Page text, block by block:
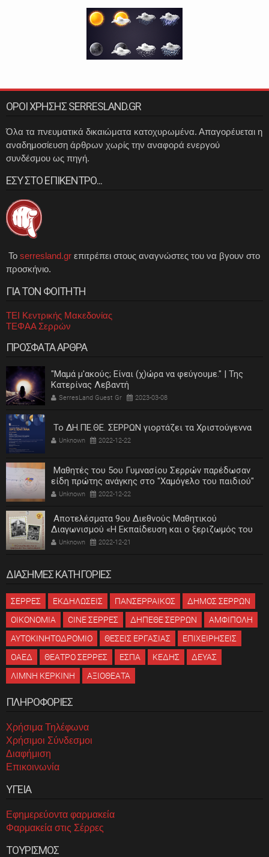
ΟΡΟΙ ΧΡΗΣΗΣ SERRESLAND.GR
Όλα τα πνευματικά δικαιώματα κατοχυρωμένα. Απαγορέυεται η
αναδημοσίευση άρθρων χωρίς την αναφορά ενεργού
συνδέσμου ως πηγή.
ΕΣΥ ΣΤΟ ΕΠΙΚΕΝΤΡΟ...
Το serresland.gr επιτρέπει στους αναγνώστες του να βγουν στο
προσκήνιο.
ΓΙΑ ΤΟΝ ΦΟΙΤΗΤΗ
ΤΕΙ Κεντρικής Μακεδονίας
ΤΕΦΑΑ Σερρών
ΠΡΟΣΦΑΤΑ ΑΡΘΡΑ
"Μαμά μ'ακούς; Είναι (χ)ώρα να φεύγουμε." | Της
Κατερίνας Λεβαντή
SerresLand Guest Gr 2023-03-08
Το ΔΗ.ΠΕ.ΘΕ. ΣΕΡΡΩΝ γιορτάζει τα Χριστούγεννα
Unknown 2022-12-22
Μαθητές του 5ου Γυμνασίου Σερρών παρέδωσαν
είδη πρώτης ανάγκης στο "Χαμόγελο του παιδιού"
Unknown 2022-12-22
Αποτελέσματα 9ου Διεθνούς Μαθητικού
Διαγωνισμού «Η Εκπαίδευση και ο ξεριζωμός του
ελληνισμού»
Unknown 2022-12-21
ΔΙΑΣΗΜΕΣ ΚΑΤΗΓΟΡΙΕΣ
ΣΕΡΡΕΣ ΕΚΔΗΛΩΣΕΙΣ ΠΑΝΣΕΡΡΑΙΚΟΣ
ΔΗΜΟΣ ΣΕΡΡΩΝ
ΟΙΚΟΝΟΜΙΑ
CINE ΣΕΡΡΕΣ ΔΗΠΕΘΕ ΣΕΡΡΩΝ
ΑΜΦΙΠΟΛΗ
ΑΥΤΟΚΙΝΗΤΟΔΡΟΜΙΟ
ΘΕΣΕΙΣ ΕΡΓΑΣΙΑΣ
ΕΠΙΧΕΙΡΗΣΕΙΣ
ΟΑΕΔ
ΘΕΑΤΡΟ ΣΕΡΡΕΣ ΕΣΠΑ ΚΕΔΗΣ
ΔΕΥΑΣ
ΛΙΜΝΗ ΚΕΡΚΙΝΗ
ΑΞΙΟΘΕΑΤΑ
ΠΛΗΡΟΦΟΡΙΕΣ
Χρήσιμα Τηλέφωνα
Χρήσιμοι Σύνδεσμοι
Διαφήμιση
Επικοινωνία
ΥΓΕΙΑ
Εφημερεύοντα φαρμακεία
Φαρμακεία στις Σέρρες
ΤΟΥΡΙΣΜΟΣ